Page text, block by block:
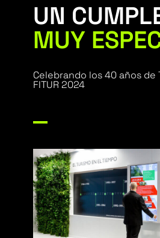
UN
MUY
Celebrando los 40 años de
FITUR 2024